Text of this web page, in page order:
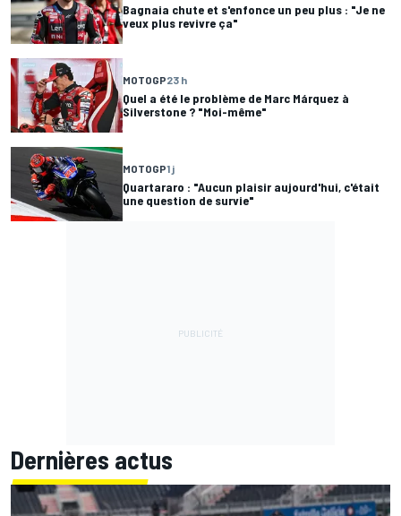
Bagnaia chute et s'enfonce un peu plus : "Je ne
veux plus revivre ça"
MOTOGP23 h
Quel a été le problème de Marc Márquez à
Silverstone ? "Moi-même"
MOTOGP1 j
Quartararo : "Aucun plaisir aujourd'hui, c'était
une question de survie"
Dernières actus